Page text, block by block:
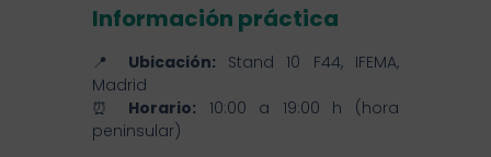
Información práctica
📍 Ubicación: Stand 10 F44, IFEMA,
Madrid
⏰ Horario: 10:00 a 19:00 h (hora
peninsular)